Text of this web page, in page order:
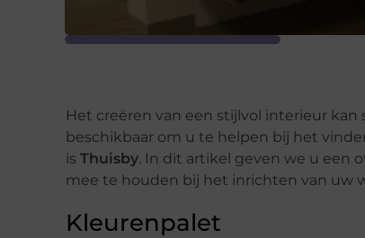
Het creëren van een stijlvol interieur
beschikbaar om u te helpen bij het
is Thuisby. In dit artikel geven we u een
mee te houden bij het inrichten van uw
Kleurenpalet